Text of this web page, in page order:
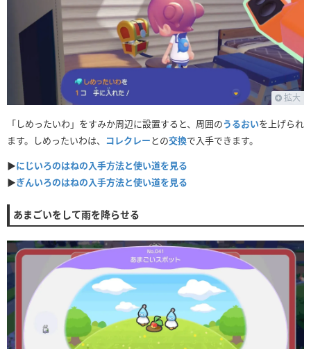
拡大
「しめったいわ」をすみか周辺に設置すると、周囲のうるおいを上げられ
ます。しめったいわは、 コレクレーとの交換で入手できます。
▶にじいろのはねの入手方法と使い道を見る
▶ぎんいろのはねの入手方法と使い道を見る
あまごいをして雨を降らせる